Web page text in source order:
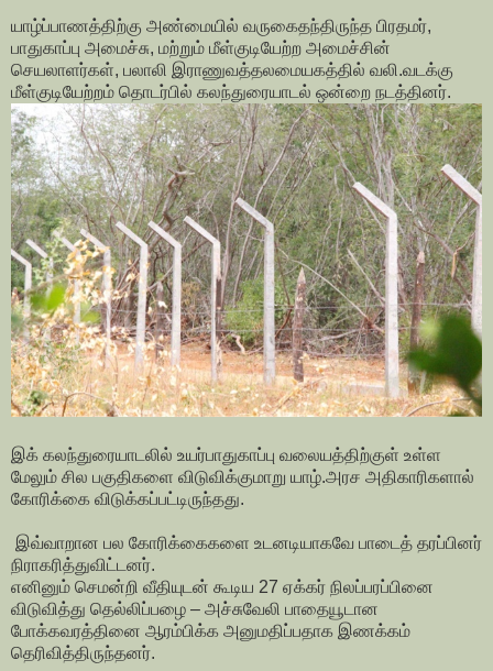
யாழ்ப்பாணத்திற்கு அண்மையில் வருகைதந்திருந்த பிரதமர்,
பாதுகாப்பு அமைச்சு, மற்றும் மீள்குடியேற்ற அமைச்சின்
செயலாளர்கள், பலாலி இராணுவத்தலமையகத்தில் வலி.வடக்கு
மீள்குடியேற்றம் தொடர்பில் கலந்துரையாடல் ஒன்றை நடத்தினர்.
இக் கலந்துரையாடலில் உயர்பாதுகாப்பு வலையத்திற்குள் உள்ள
மேலும் சில பகுதிகளை விடுவிக்குமாறு யாழ்.அரச அதிகாரிகளால்
கோரிக்கை விடுக்கப்பட்டிருந்தது.
இவ்வாறான பல கோரிக்கைகளை உடனடியாகவே பாடைத் தரப்பினர்
நிராகரித்துவிட்டனர்.
எனினும் செமன்றி வீதியுடன் கூடிய 27 ஏக்கர் நிலப்பரப்பினை
விடுவித்து தெல்லிப்பழை – அச்சுவேலி பாதையூடான
போக்கவரத்தினை ஆரம்பிக்க அனுமதிப்பதாக இணக்கம்
தெரிவித்திருந்தனர்.